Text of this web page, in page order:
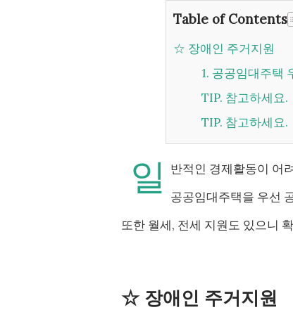
Table of Contents
☆ 장애인 주거지원
1. 공공임대주
TIP. 참고하세요.
TIP. 참고하세요.
일
반적인 경제활동이 어
공공임대주택을 우선
또한 월세, 전세 지원도 있으니
☆ 장애인 주거지원